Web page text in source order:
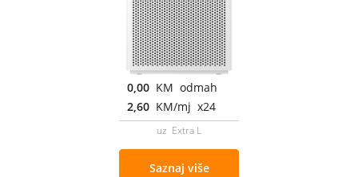
0,00 KM odmah
2,60 KM/mj x24
uz Extra L
Saznaj više